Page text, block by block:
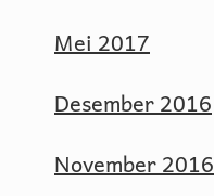
Mei 2017
Desember 2016
November 2016